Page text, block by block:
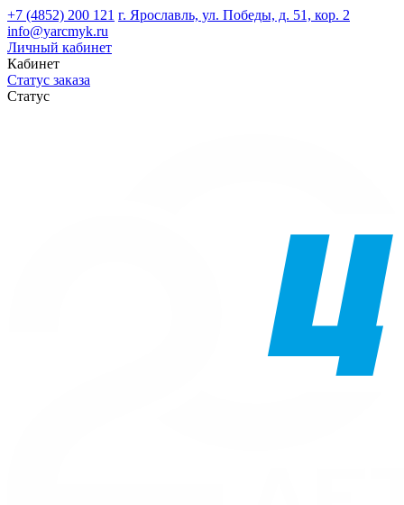
+7 (4852) 200 121 г. Ярославль, ул. Победы, д. 51, кор. 2
info@yarcmyk.ru
Личный кабинет
Кабинет
Статус заказа
Статус